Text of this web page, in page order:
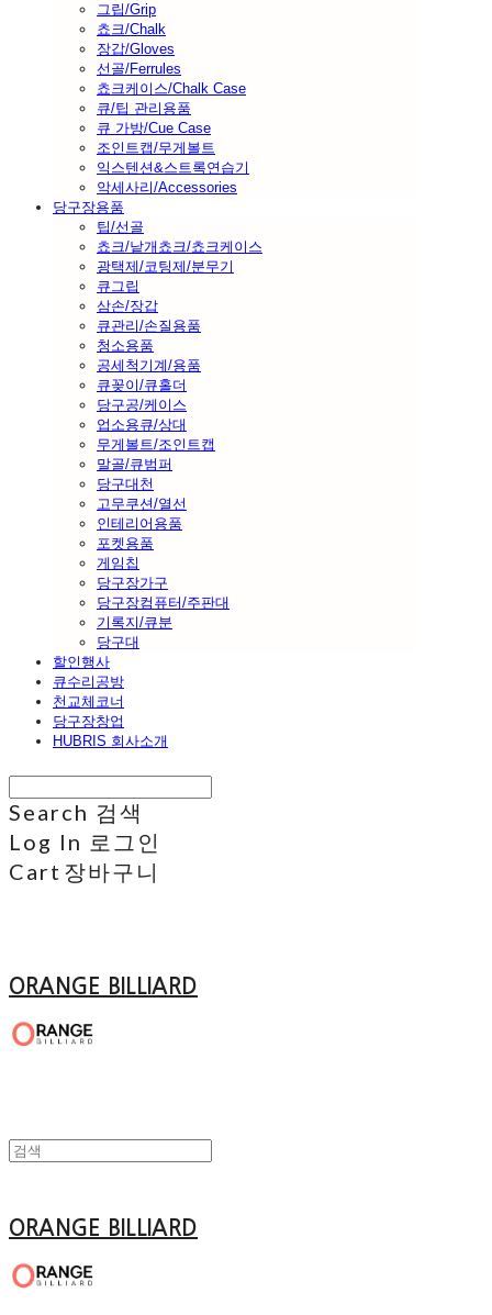
그립/Grip
쵸크/Chalk
장갑/Gloves
선골/Ferrules
쵸크케이스/Chalk Case
큐/팁 관리용품
큐 가방/Cue Case
조인트캡/무게볼트
익스텐션&스트록연습기
악세사리/Accessories
당구장용품
팁/선골
쵸크/낱개쵸크/쵸크케이스
광택제/코팅제/분무기
큐그립
삼손/장갑
큐관리/손질용품
청소용품
공세척기계/용품
큐꽂이/큐홀더
당구공/케이스
업소용큐/상대
무게볼트/조인트캡
말골/큐범퍼
당구대천
고무쿠션/열선
인테리어용품
포켓용품
게임칩
당구장가구
당구장컴퓨터/주판대
기록지/큐분
당구대
할인행사
큐수리공방
천교체코너
당구장창업
HUBRIS 회사소개
Search 검색
Log In 로그인
Cart 장바구니
ORANGE BILLIARD
ORANGE BILLIARD